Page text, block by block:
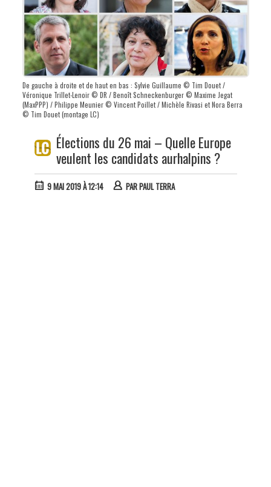
De gauche à droite et de haut en bas : Sylvie Guillaume © Tim Douet /
Véronique Trillet-Lenoir © DR / Benoît Schneckenburger © Maxime Jegat
(MaxPPP) / Philippe Meunier © Vincent Poillet / Michèle Rivasi et Nora Berra
© Tim Douet (montage LC)
Élections du 26 mai – Quelle Europe
veulent les candidats aurhalpins ?
9 MAI 2019 À 12:14 PARPAUL TERRA